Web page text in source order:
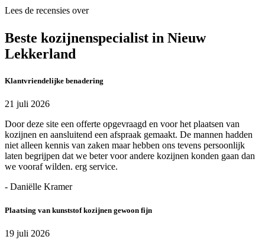
Lees de recensies over
Beste kozijnenspecialist in Nieuw
Lekkerland
Klantvriendelijke benadering
21 juli 2026
Door deze site een offerte opgevraagd en voor het plaatsen van
kozijnen en aansluitend een afspraak gemaakt. De mannen hadden
niet alleen kennis van zaken maar hebben ons tevens persoonlijk
laten begrijpen dat we beter voor andere kozijnen konden gaan dan
we vooraf wilden. erg service.
- Daniëlle Kramer
Plaatsing van kunststof kozijnen gewoon fijn
19 juli 2026